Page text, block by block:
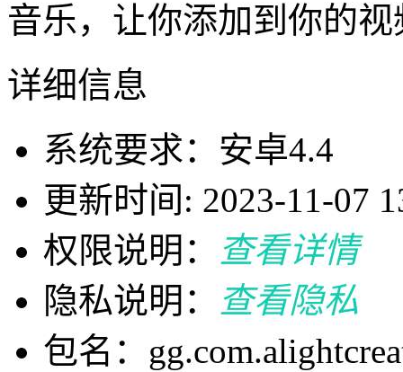
音乐，让你添加到你的
详细信息
系统要求：安卓4.4
更新时间: 2023-11-07
权限说明：
查看详情
隐私说明：
查看隐私
包名：